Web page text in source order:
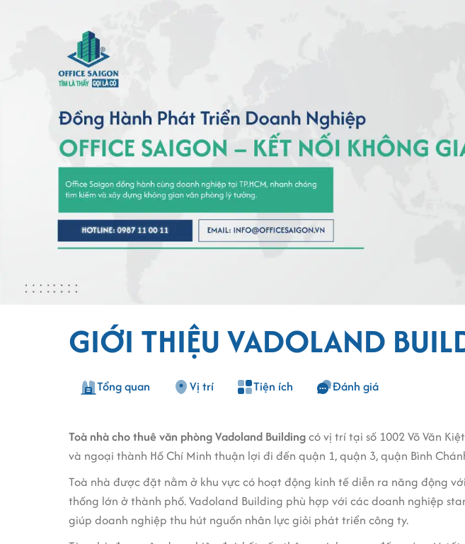
GIỚI THIỆU VADOLAND
Tổng quan Vị trí Tiện ích Đánh giá
Toà nhà cho thuê văn phòng Vadoland Buildingcó vị trí tại số 1002 Võ Văn
và ngoại thành Hồ Chí Minh thuận lợi đi đến quận 1, quận 3, quận Bình
Toà nhà được đặt nằm ở khu vực có hoạt động kinh tế diễn ra năng động
thống lớn ở thành phố. Vadoland Building phù hợp với các doanh nghiệp
giúp doanh nghiệp thu hút nguồn nhân lực giỏi phát triển công ty.